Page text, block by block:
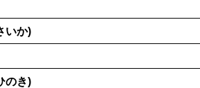
いか)
のき)